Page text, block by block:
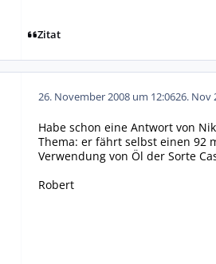
Zitat
26. November 2008 um 12:0626. Nov
Habe schon eine Antwort von
Thema: er fährt selbst einen 92
Verwendung von Öl der Sorte
Robert